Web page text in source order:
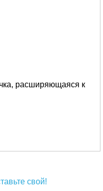
расширяющаяся к
свой!